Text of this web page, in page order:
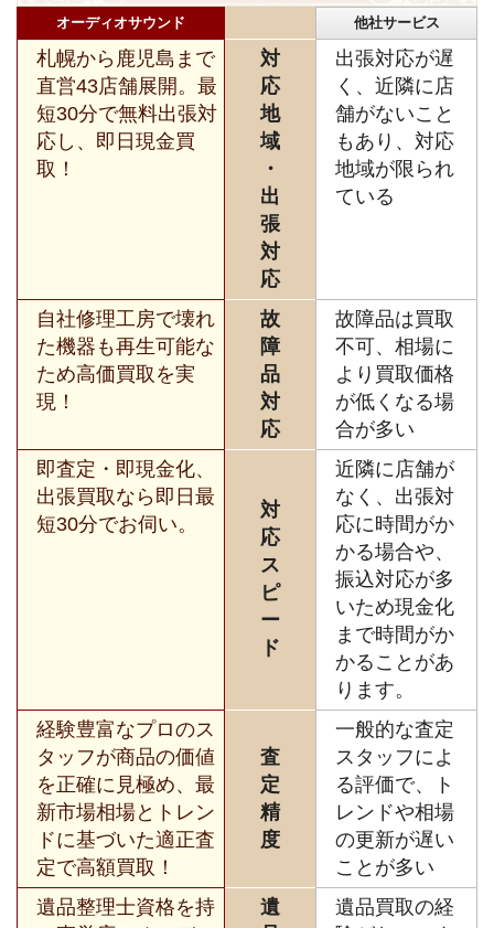
オーディオサウンド 他社サービス
札幌から鹿児島まで
直営43店舗展開。最
短30分で無料出張対
応し、即日現金買
取！
対
応
地
域
・
出
張
対
応
出張対応が遅
く、近隣に店
舗がないこと
もあり、対応
地域が限られ
ている
自社修理工房で壊れ
た機器も再生可能な
ため高価買取を実
現！
故
障
品
対
応
故障品は買取
不可、相場に
より買取価格
が低くなる場
合が多い
即査定・即現金化、
出張買取なら即日最
短30分でお伺い。
対
応
ス
ピ
ー
ド
近隣に店舗が
なく、出張対
応に時間がか
かる場合や、
振込対応が多
いため現金化
まで時間がか
かることがあ
ります。
経験豊富なプロのス
タッフが商品の価値
を正確に見極め、最
新市場相場とトレン
ドに基づいた適正査
定で高額買取！
査
定
精
度
一般的な査定
スタッフによ
る評価で、ト
レンドや相場
の更新が遅い
ことが多い
遺品整理士資格を持
遺
遺品買取の経